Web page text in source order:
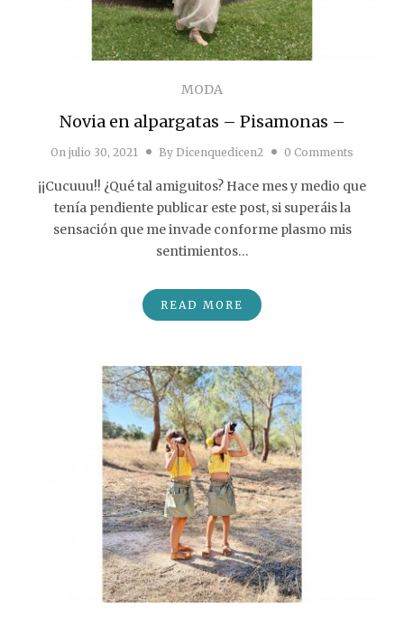
MODA
Novia en alpargatas – Pisamonas –
On julio 30, 2021 By Dicenquedicen2 0 Comments
¡¡Cucuuu!! ¿Qué tal amiguitos? Hace mes y medio que
tenía pendiente publicar este post, si superáis la
sensación que me invade conforme plasmo mis
sentimientos…
READ MORE